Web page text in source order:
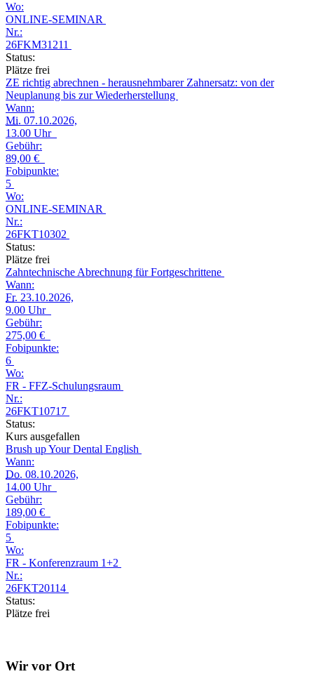
Wo:
ONLINE-SEMINAR
Nr.:
26FKM31211
Status:
Plätze frei
ZE richtig abrechnen - herausnehmbarer Zahnersatz: von der
Neuplanung bis zur Wiederherstellung
Wann:
Mi. 07.10.2026,
13.00 Uhr
Gebühr:
89,00 €
Fobipunkte:
5
Wo:
ONLINE-SEMINAR
Nr.:
26FKT10302
Status:
Plätze frei
Zahntechnische Abrechnung für Fortgeschrittene
Wann:
Fr. 23.10.2026,
9.00 Uhr
Gebühr:
275,00 €
Fobipunkte:
6
Wo:
FR - FFZ-Schulungsraum
Nr.:
26FKT10717
Status:
Kurs ausgefallen
Brush up Your Dental English
Wann:
Do. 08.10.2026,
14.00 Uhr
Gebühr:
189,00 €
Fobipunkte:
5
Wo:
FR - Konferenzraum 1+2
Nr.:
26FKT20114
Status:
Plätze frei
Wir vor Ort